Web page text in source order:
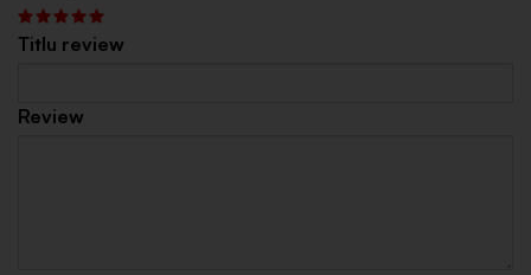
Titlu review
Review